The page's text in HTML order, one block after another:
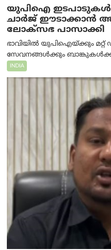
യുപിഐ
ചാർജ് ഈടാക്കാൻ
ലോക്‌സഭ പാസാക്കി
ഭാവിയിൽ യുപിഐയ്ക്കും മറ്റ്
സേവനങ്ങൾക്കും
INDIA